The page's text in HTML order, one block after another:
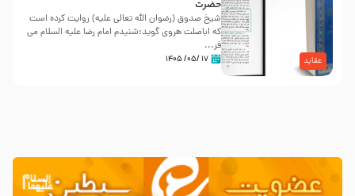
عقاید
حضرت
شیخ صدوق (رضوان الله تعالی علیه) روایت کرده است
که اباصلت هروی گوید:شنیدم امام رضا علیه السلام می
فر...
۱۷ /۰۵/ ۱۴۰۵